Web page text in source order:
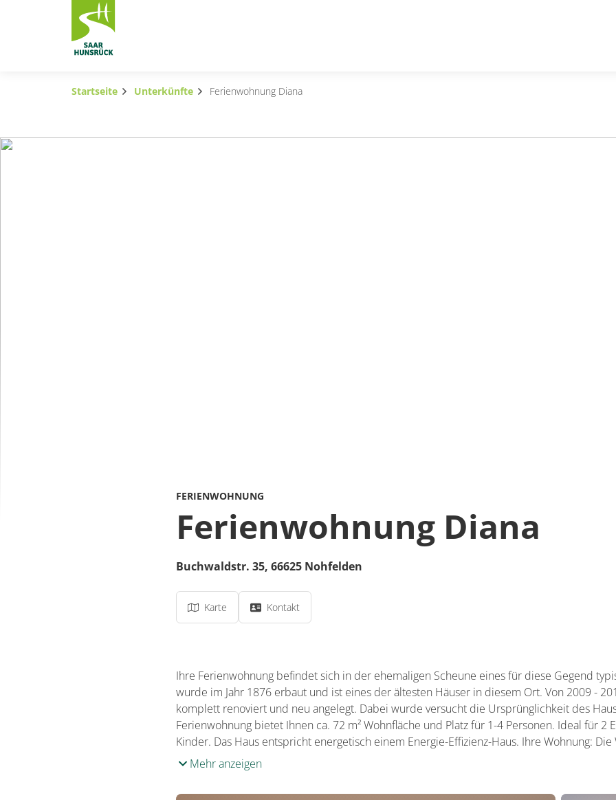
Zum Hauptinhalt springen
Subnavigation umschalten
Startseite Unterkünfte Ferienwohnung Diana
FERIENWOHNUNG
Ferienwohnung Diana
Buchwaldstr. 35, 66625 Nohfelden
Karte Kontakt
Ihre Ferienwohnung befindet sich in der ehemaligen Scheune eines für diese Gegend
wurde im Jahr 1876 erbaut und ist eines der ältesten Häuser in diesem Ort. Von 2009 -
komplett renoviert und neu angelegt. Dabei wurde versucht die Ursprünglichkeit des
Ferienwohnung bietet Ihnen ca. 72 m² Wohnfläche und Platz für 1-4 Personen. Ideal für 2
Kinder. Das Haus entspricht energetisch einem Energie-Effizienz-Haus. Ihre Wohnung:
Mehr anzeigen